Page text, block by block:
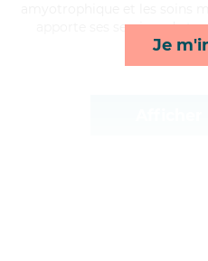
Je
apporte ses services de
courses/